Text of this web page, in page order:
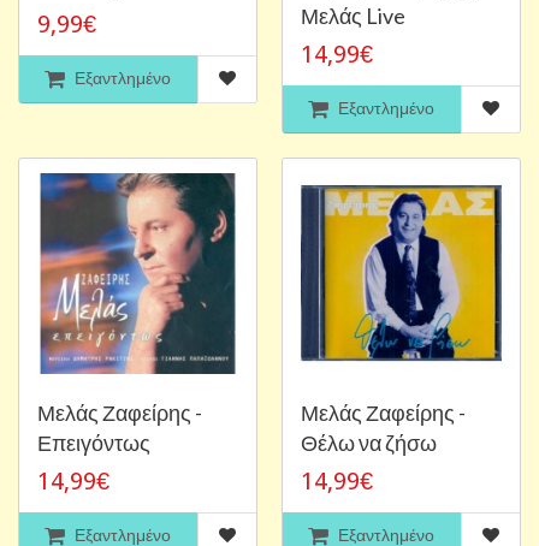
9,99€
Εξαντλημένο
Μελάς Live
14,99€
Εξαντλημένο
Μελάς Ζαφείρης -
Επειγόντως
14,99€
Εξαντλημένο
Μελάς Ζαφείρης -
Θέλω να ζήσω
14,99€
Εξαντλημένο